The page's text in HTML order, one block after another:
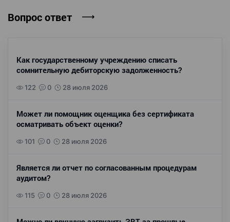
Вопрос ответ
Как государственному учреждению списать
сомнительную дебиторскую задолженность?
122 0 28 июля 2026
Может ли помощник оценщика без сертификата
осматривать объект оценки?
101 0 28 июля 2026
Является ли отчет по согласованным процедурам
аудитом?
115 0 28 июля 2026